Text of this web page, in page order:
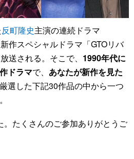
反町隆史主演の連続ドラマ
作スペシャルドラマ「GTOリバ
送される。そこで、 1990年代に
ドラマで、 あなたが新作を見た
選した下記30作品の中から一つ
たくさんのご参加ありがとうご